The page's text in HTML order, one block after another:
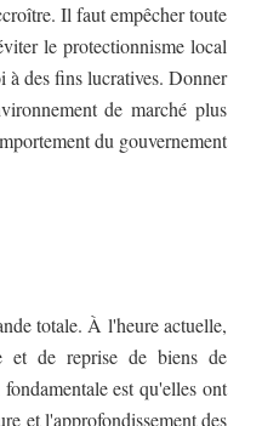
Il faut empêcher toute
le protectionnisme local
à des fins lucratives. Donner
de marché plus
du gouvernement
totale. À l'heure actuelle,
et de reprise de biens de
est qu'elles ont
et l'approfondissement des